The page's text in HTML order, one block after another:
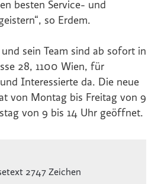
besten Service- und
so Erdem.
sein Team sind ab sofort in
28, 1100 Wien, für
Interessierte da. Die neue
von Montag bis Freitag von 9
von 9 bis 14 Uhr geöffnet.
2747 Zeichen